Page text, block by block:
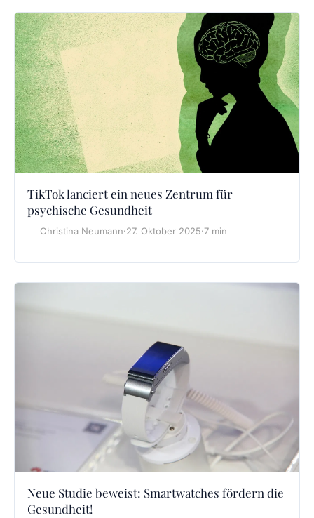
TikTok lanciert ein neues Zentrum für
psychische Gesundheit
Christina Neumann·27. Oktober 2025·7 min
Neue Studie beweist: Smartwatches fördern die
Gesundheit!